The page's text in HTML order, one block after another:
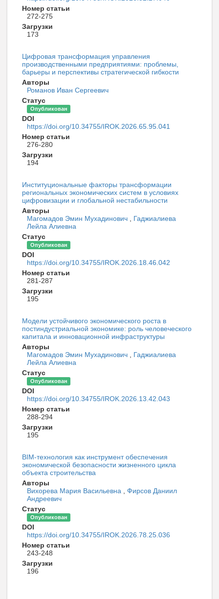
Номер статьи
272-275
Загрузки
173
Цифровая трансформация управления
производственными предприятиями: проблемы,
барьеры и перспективы стратегической гибкости
Авторы
Романов Иван Сергеевич
Статус
Опубликован
DOI
https://doi.org/10.34755/IROK.2026.65.95.041
Номер статьи
276-280
Загрузки
194
Институциональные факторы трансформации
региональных экономических систем в условиях
цифровизации и глобальной нестабильности
Авторы
Магомадов Эмин Мухадинович
Гаджиалиева
Лейла Алиевна
Статус
Опубликован
DOI
https://doi.org/10.34755/IROK.2026.18.46.042
Номер статьи
281-287
Загрузки
195
Модели устойчивого экономического роста в
постиндустриальной экономике: роль человеческого
капитала и инновационной инфраструктуры
Авторы
Магомадов Эмин Мухадинович
Гаджиалиева
Лейла Алиевна
Статус
Опубликован
DOI
https://doi.org/10.34755/IROK.2026.13.42.043
Номер статьи
288-294
Загрузки
195
BIM-технология как инструмент обеспечения
экономической безопасности жизненного цикла
объекта строительства
Авторы
Вихорева Мария Васильевна
Фирсов Даниил
Андреевич
Статус
Опубликован
DOI
https://doi.org/10.34755/IROK.2026.78.25.036
Номер статьи
243-248
Загрузки
196